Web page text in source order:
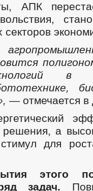
АПК
в
— отмечается в
а
для
этого
задач.